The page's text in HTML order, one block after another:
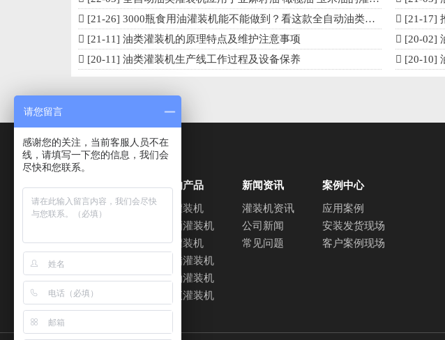
[21-26] 3000瓶食用油灌装机能不能做到？看这款全自动油类灌装机 [21-17]
[21-11] 油类灌装机的原理特点及维护注意事项 [20-02]
[20-11] 油类灌装机生产线工作过程及设备保养 [20-10]
关于惠联
灌装机视频
我们的产品
白酒灌装机
葡萄酒灌装机
液体灌装机
酱油醋灌装机
食用油灌装机
洗衣液灌装机
新闻资讯
灌装机资讯
公司新闻
常见问题
案例中心
应用案例
安装发货现场
客户案例现场
请您留言
感谢您的关注，当前客服人员不在
线，请填写一下您的信息，我们会
尽快和您联系。